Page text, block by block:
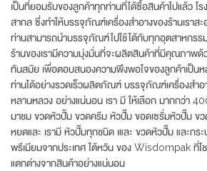
เป็นที่ยอมรับของลูกค้าทุกท่านที่ได้ซื้อสินค้าไปแล้ว โร
สากล ซึ่งทำให้บรรจุภัณฑ์เครื่องสำอางของร้านเราส
ท่านสามารถนำบรรจุภัณฑ์ไปใช้ได้กับทุกอุตสาหกรร
ร้านของเรามีความมุ่งมั่นที่จะผลิตสินค้าที่มีคุณภาพ
ทันสมัย เพื่อตอบสนองความพึงพอใจของลูกค้าเป็น
ท่านได้อย่างรวดเร็วผลิตภัณฑ์ บรรจุภัณฑ์เครื่องสำอ
หลานหลวง อย่างแน่นอน เรา มี ให้เลือก มากกว่า
มาชม ขวดหัวปั้ม ขวดครีม หัวปั๊ม ขอดเซรั่มหัวปั๊ม ข
หยดและ เรามี หัวปั๊มทุกชนิด เและ ขวดหัวปั๊ม และก
พรีเมียมจากประเทศ ใต้หวัน ของ Wisdompak ที่โ
แตกต่างจากสินค้าอย่างแน่นอน